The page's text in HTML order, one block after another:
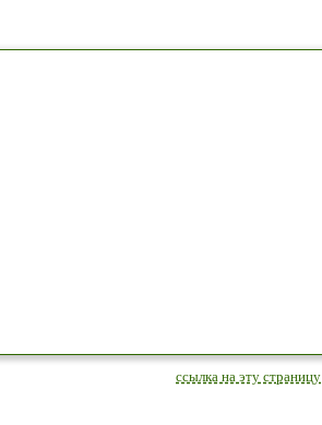
ссылка на эту страницу